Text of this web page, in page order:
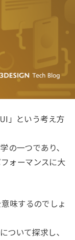
」という考え方
の一つであり、
ォーマンスに大
味するのでしょ
ついて探求し、